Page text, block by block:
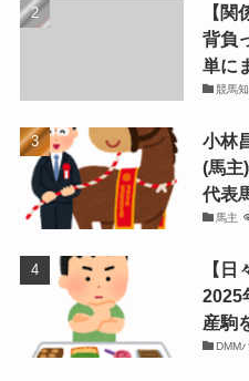
【
背負
単に
競馬
小林
(馬主
代表
馬主
【日
2025
産駒
DMM